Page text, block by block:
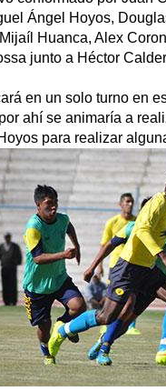
Ángel Hoyos,
Huanca, Alex
junto a Héctor
en un solo turno en
ahí se animaría a
para realizar